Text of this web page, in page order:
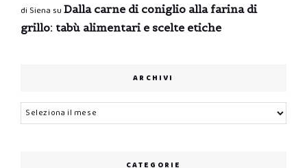
di Siena su Dalla carne di coniglio alla farina di
grillo: tabù alimentari e scelte etiche
ARCHIVI
Archivi
CATEGORIE